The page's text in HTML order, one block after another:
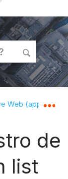
global
Web
de
list